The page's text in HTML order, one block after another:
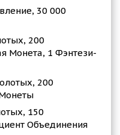
30 000
200
Монета, 1 Фэнтези-
200
150
Объединения